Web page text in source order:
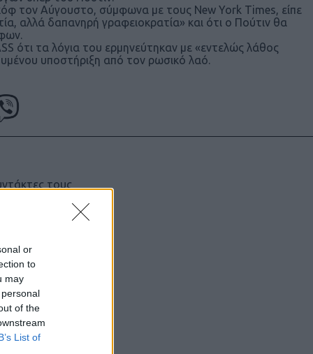
or
to
may
of the
List of
τον Αύγουστο, σύμφωνα με τους New York Times, είπε
αλλά δαπανηρή γραφειοκρατία» και ότι ο Πούτιν θα
ότι τα λόγια του ερμηνεύτηκαν με «εντελώς λάθος
υποστήριξη από τον ρωσικό λαό.
τους